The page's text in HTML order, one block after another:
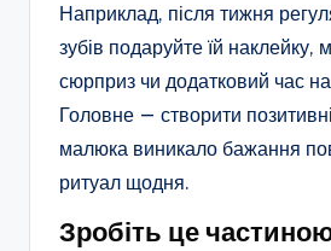
Наприклад, після тижня
зубів подаруйте їй наклейку,
сюрприз чи додатковий час
Головне — створити
малюка виникало бажання
ритуал щодня.
Зробіть це